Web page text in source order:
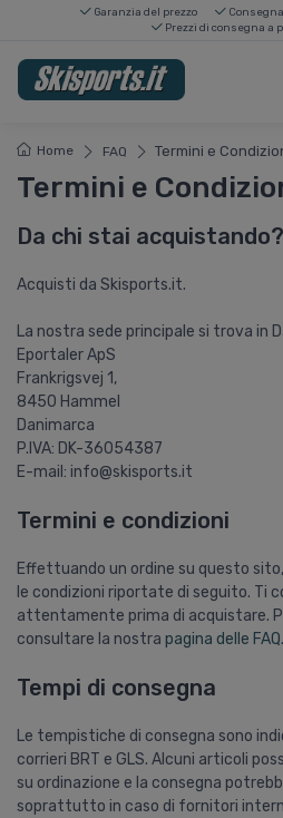
Garanzia del prezzo
Prezzi di consegna a
Home FAQ Termini e
Termini e
Da chi stai acquistando?
Acquisti da Skisports.it.
La nostra sede principale si trova in
Eportaler ApS
Frankrigsvej 1,
8450 Hammel
Danimarca
P.IVA: DK-36054387
E-mail: info@skisports.it
Termini e condizioni
Effettuando un ordine su questo
le condizioni riportate di seguito. Ti
attentamente prima di acquistare.
consultare la nostra pagina delle FAQ.
Tempi di consegna
Le tempistiche di consegna sono
corrieri BRT e GLS. Alcuni articoli
su ordinazione e la consegna
soprattutto in caso di fornitori